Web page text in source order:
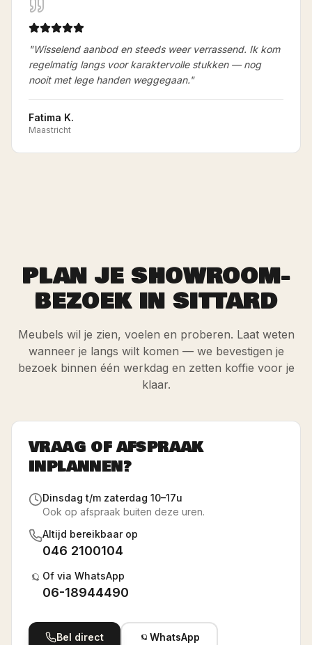
"Wisselend aanbod en steeds weer verrassend. Ik kom
regelmatig langs voor karaktervolle stukken — nog
nooit met lege handen weggegaan."
Fatima K.
Maastricht
PLAN JE SHOWROOM-
BEZOEK IN SITTARD
Meubels wil je zien, voelen en proberen. Laat weten
wanneer je langs wilt komen — we bevestigen je
bezoek binnen één werkdag en zetten koffie voor je
klaar.
VRAAG OF AFSPRAAK
INPLANNEN?
Dinsdag t/m zaterdag 10–17u
Ook op afspraak buiten deze uren.
Altijd bereikbaar op
046 2100104
Of via WhatsApp
06-18944490
Bel direct WhatsApp